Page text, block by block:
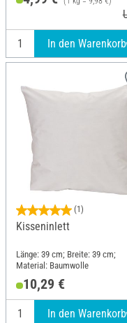
In den Warenkorb
(1)
Kisseninlett
Länge: 39 cm; Breite: 39 cm;
Material: Baumwolle
10,29 €
In den Warenkorb